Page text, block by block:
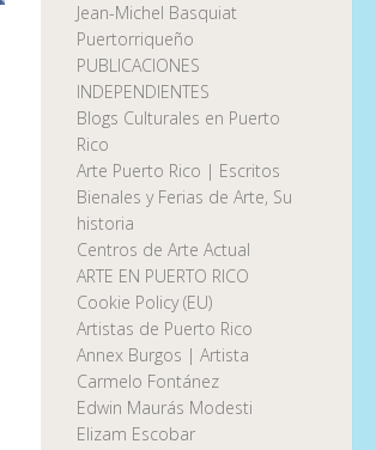
Jean-Michel Basquiat
Puertorriqueño
PUBLICACIONES
INDEPENDIENTES
Blogs Culturales en Puerto
Rico
Arte Puerto Rico | Escritos
Bienales y Ferias de Arte, Su
historia
Centros de Arte Actual
ARTE EN PUERTO RICO
Cookie Policy (EU)
Artistas de Puerto Rico
Annex Burgos | Artista
Carmelo Fontánez
Edwin Maurás Modesti
Elizam Escobar